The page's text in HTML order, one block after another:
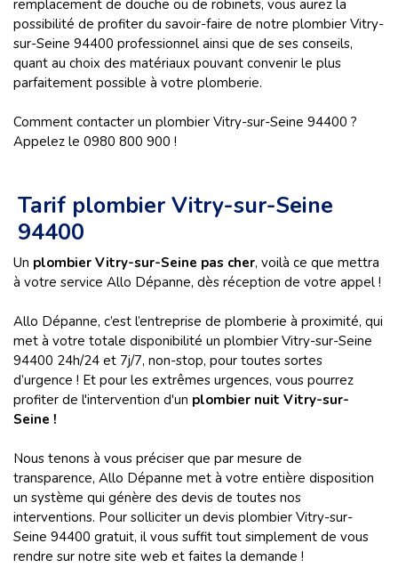
remplacement de douche ou de robinets, vous aurez la
possibilité de profiter du savoir-faire de notre plombier Vitry-
sur-Seine 94400 professionnel ainsi que de ses conseils,
quant au choix des matériaux pouvant convenir le plus
parfaitement possible à votre plomberie.
Comment contacter un plombier Vitry-sur-Seine 94400 ?
Appelez le 0980 800 900 !
Tarif plombier Vitry-sur-Seine
94400
Un plombier Vitry-sur-Seine pas cher, voilà ce que mettra
à votre service Allo Dépanne, dès réception de votre appel !
Allo Dépanne, c’est l’entreprise de plomberie à proximité, qui
met à votre totale disponibilité un plombier Vitry-sur-Seine
94400 24h/24 et 7j/7, non-stop, pour toutes sortes
d’urgence ! Et pour les extrêmes urgences, vous pourrez
profiter de l'intervention d'un plombier nuit Vitry-sur-
Seine !
Nous tenons à vous préciser que par mesure de
transparence, Allo Dépanne met à votre entière disposition
un système qui génère des devis de toutes nos
interventions. Pour solliciter un devis plombier Vitry-sur-
Seine 94400 gratuit, il vous suffit tout simplement de vous
rendre sur notre site web et faites la demande !